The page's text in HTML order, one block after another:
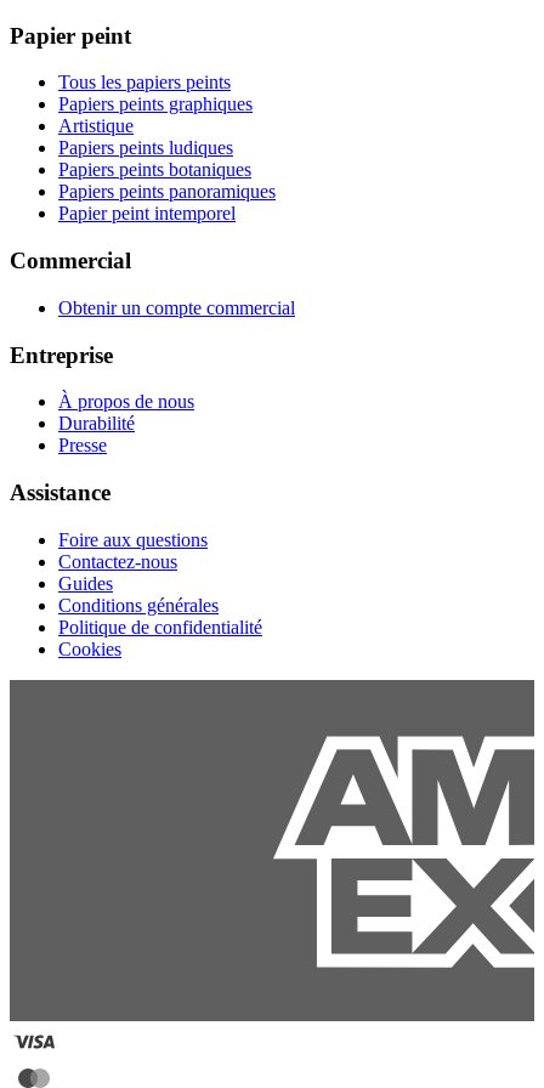
Papier peint
Tous les papiers peints
Papiers peints graphiques
Artistique
Papiers peints ludiques
Papiers peints botaniques
Papiers peints panoramiques
Papier peint intemporel
Commercial
Obtenir un compte commercial
Entreprise
À propos de nous
Durabilité
Presse
Assistance
Foire aux questions
Contactez-nous
Guides
Conditions générales
Politique de confidentialité
Cookies